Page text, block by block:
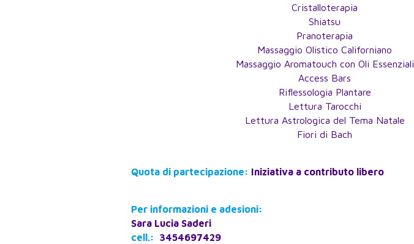
Cristalloterapia
Shiatsu
Pranoterapia
Massaggio Olistico Californiano
Massaggio Aromatouch con Oli Essenziali
Access Bars
Riflessologia Plantare
Lettura Tarocchi
Lettura Astrologica del Tema Natale
Fiori di Bach
Quota di partecipazione: Iniziativa a contributo libero
Per informazioni e adesioni:
Sara Lucia Saderi
cell.: 3454697429